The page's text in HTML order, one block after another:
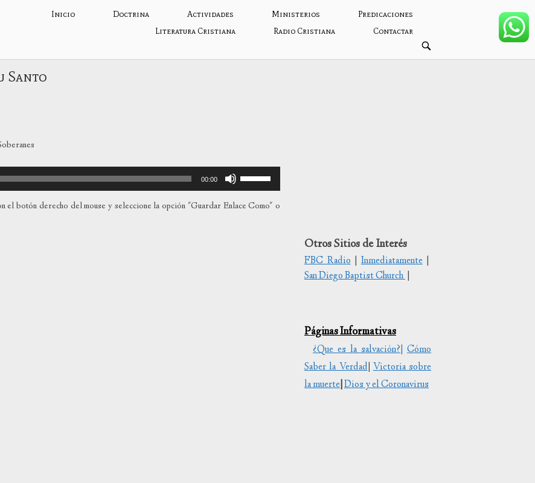
Inicio Doctrina Actividades Ministerios
Predicaciones
Literatura Cristiana
Radio Cristiana Contactar
ABRIR
BARRA
DE
Santo
00:00
teclas
el botón derecho del mouse y seleccione la opción "Guardar Enlace Como" o
Otros Sitios de Interés
FBC Radio|Inmediatamente|
San Diego Baptist Church
Páginas Informativas
¿Que es la salvación?| Cómo
Saber la Verdad|Victoria sobre
la muerte Dios y el Coronavirus